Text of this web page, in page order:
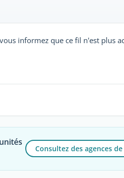
informez que ce fil n'est plus
Consultez des agences